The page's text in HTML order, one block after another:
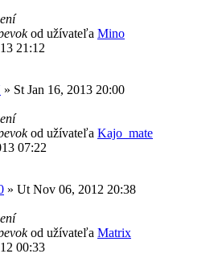
od užívateľa Mino
21:12
» St Jan 16, 2013 20:00
od užívateľa Kajo_mate
07:22
» Ut Nov 06, 2012 20:38
od užívateľa Matrix
00:33